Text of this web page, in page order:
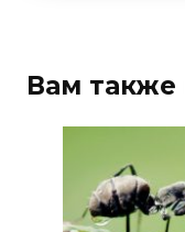
Вам также